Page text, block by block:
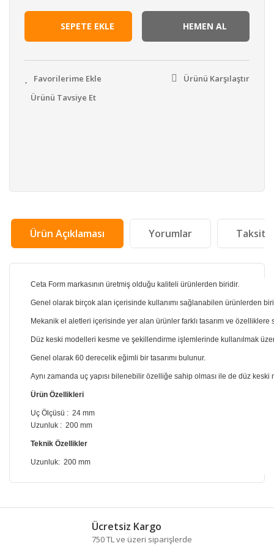
SEPETE EKLE HEMEN AL
Ürünü Karşılaştır
Ürünü Tavsiye Et
Ürün Açıklaması Yorumlar Taksit
Ceta Form markasının üretmiş olduğu kaliteli ürünlerden biridir.
Genel olarak birçok alan içerisinde kullanımı sağlanabilen ürünlerden
Mekanik el aletleri içerisinde yer alan ürünler farklı tasarım ve
Düz keski modelleri kesme ve şekillendirme işlemlerinde kullanılmak
Genel olarak 60 derecelik eğimli bir tasarımı bulunur.
Aynı zamanda uç yapısı bilenebilir özelliğe sahip olması ile de düz keski
Ürün Özellikleri
Uç Ölçüsü : 24 mm
Uzunluk : 200 mm
Teknik Özellikler
Uzunluk: 200 mm
Bu ürüne ilk yorumu siz yapın!
formunu kullanarak tarafımıza iletebilirsiniz.
Görüş ve önerileriniz için teşekkür ederiz.
Ücretsiz Kargo
750 TL ve üzeri siparişlerde